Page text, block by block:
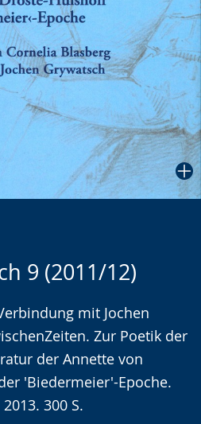
9 (2011/12)
mit Jochen
Zur Poetik der
der Annette von
'Biedermeier'-Epoche.
300 S.